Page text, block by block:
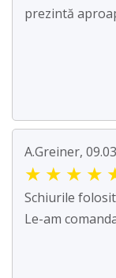
prezintă
A.Greiner,
★ ★ ★ ★
Schiurile
Le-am